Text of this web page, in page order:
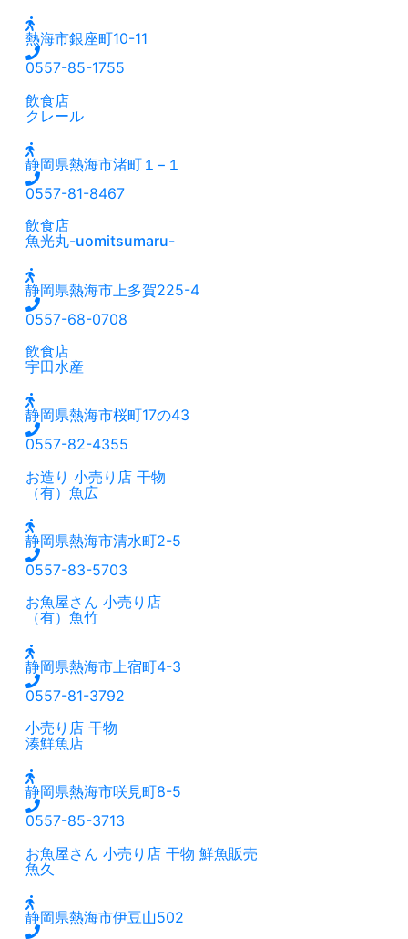
熱海市銀座町10-11
0557-85-1755
飲食店
クレール
静岡県熱海市渚町１−１
0557-81-8467
飲食店
魚光丸-uomitsumaru-
静岡県熱海市上多賀225-4
0557-68-0708
飲食店
宇田水産
静岡県熱海市桜町17の43
0557-82-4355
お造り 小売り店 干物
（有）魚広
静岡県熱海市清水町2-5
0557-83-5703
お魚屋さん 小売り店
（有）魚竹
静岡県熱海市上宿町4-3
0557-81-3792
小売り店 干物
湊鮮魚店
静岡県熱海市咲見町8-5
0557-85-3713
お魚屋さん 小売り店 干物 鮮魚販売
魚久
静岡県熱海市伊豆山502